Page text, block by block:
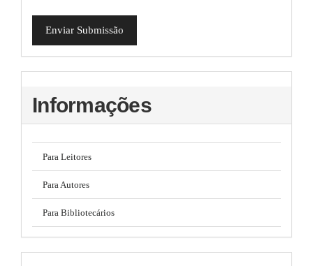
Enviar Submissão
Informações
Para Leitores
Para Autores
Para Bibliotecários